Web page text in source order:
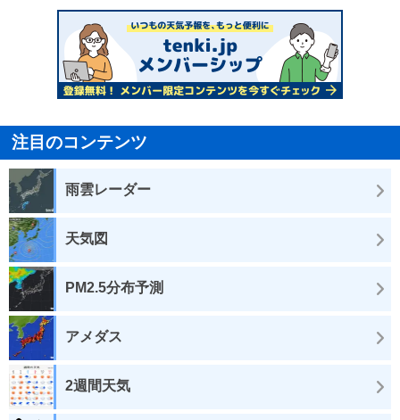
注目のコンテンツ
雨雲レーダー
天気図
PM2.5分布予測
アメダス
2週間天気